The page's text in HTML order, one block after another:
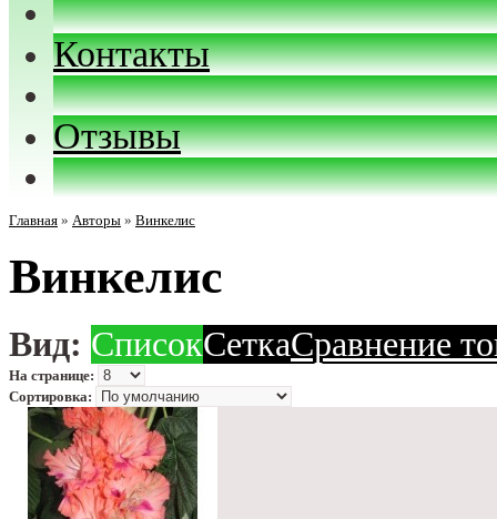
Контакты
Отзывы
Главная » Авторы » Винкелис
Винкелис
Вид: СписокСеткаСравнение
На странице:
Сортировка: